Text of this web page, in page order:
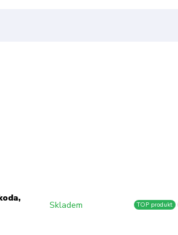
Skladem TOP produkt